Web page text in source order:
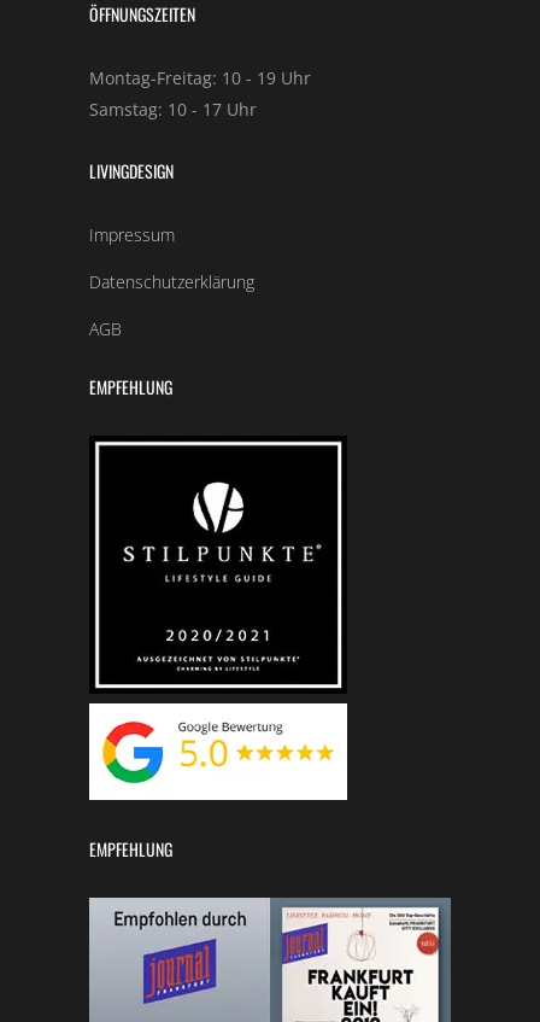
ÖFFNUNGSZEITEN
Montag-Freitag: 10 - 19 Uhr
Samstag: 10 - 17 Uhr
LIVINGDESIGN
Impressum
Datenschutzerklärung
AGB
EMPFEHLUNG
EMPFEHLUNG